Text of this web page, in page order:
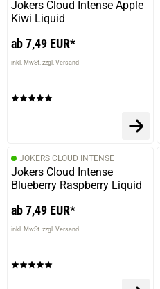
Jokers Cloud Intense Apple
Kiwi Liquid
ab 7,49 EUR*
inkl. MwSt. zzgl. Versand
JOKERS CLOUD INTENSE
Jokers Cloud Intense
Blueberry Raspberry Liquid
ab 7,49 EUR*
inkl. MwSt. zzgl. Versand